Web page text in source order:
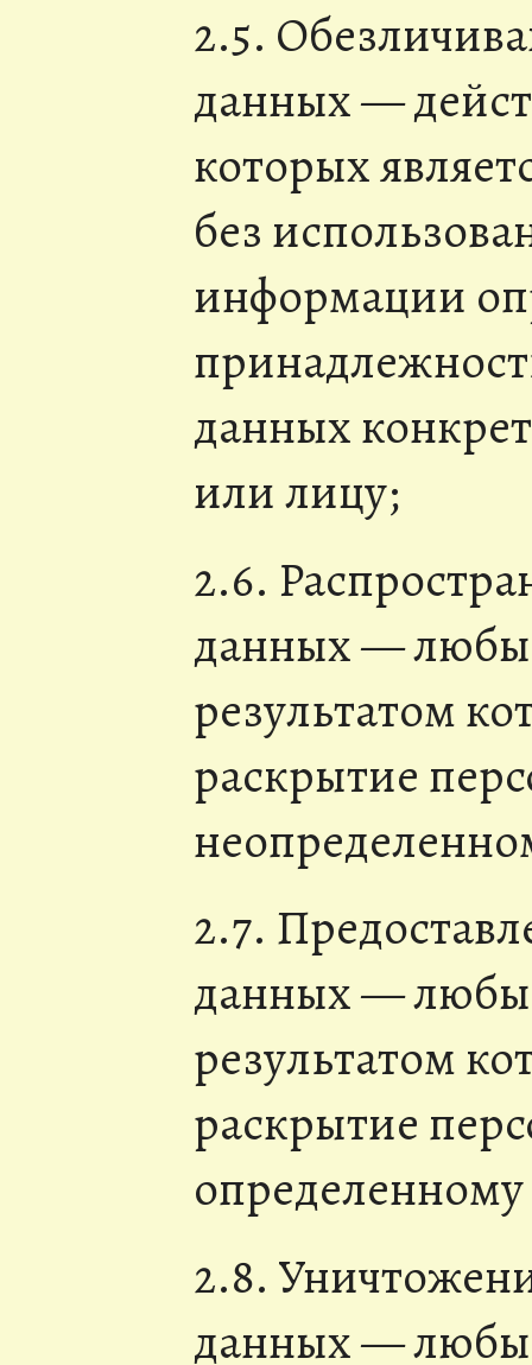
2.5.
данных —
которых
без
информации
данных
или лицу;
2.6.
данных —
результатом
раскрытие
2.7.
данных —
результатом
раскрытие
2.8.
данных —